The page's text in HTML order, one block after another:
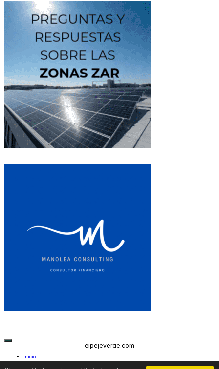
elpejeverde.com
Inicio
Lanzarote
Sucesos